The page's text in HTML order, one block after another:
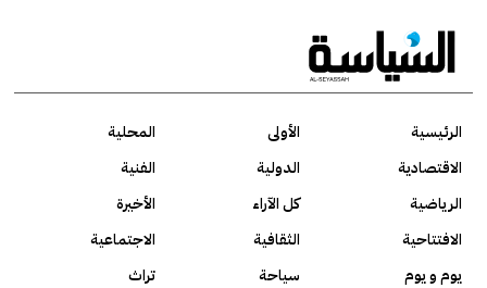
الرئيسية الأولى
المحلية
الاقتصادية
الدولية
الفنية
الرياضية
كل الآراء
الأخيرة
الافتتاحية
الثقافية
الاجتماعية
يوم و يوم
سياحة
تراث